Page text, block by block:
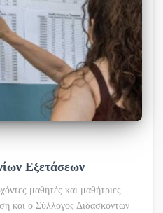
Εξετάσεων
μαθητές και μαθήτριες
και ο Σύλλογος Διδασκόντων